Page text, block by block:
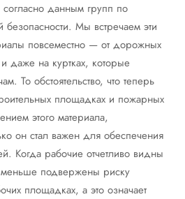
данным групп по
Мы встречаем эти
повсеместно — от дорожных
даже на куртках, которые
То обстоятельство, что теперь
площадках и пожарных
этого материала,
он стал важен для обеспечения
Когда рабочие отчетливо видны
меньше подвержены риску
площадках, а это означает